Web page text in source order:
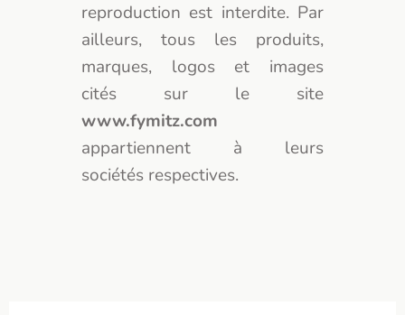
reproduction est interdite. Par
ailleurs, tous les produits,
marques, logos et images
cités sur le site
www.fymitz.com
appartiennent à leurs
sociétés respectives.